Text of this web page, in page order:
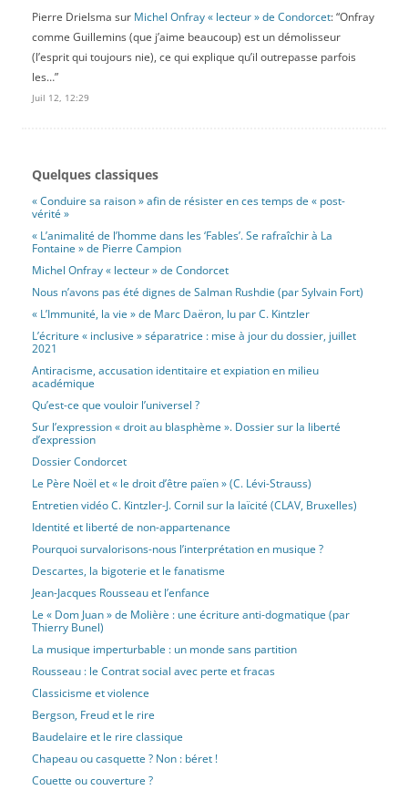
Pierre Drielsma sur Michel Onfray « lecteur » de Condorcet: “Onfray
comme Guillemins (que j’aime beaucoup) est un démolisseur
(l’esprit qui toujours nie), ce qui explique qu’il outrepasse parfois
les…”
Juil 12, 12:29
Quelques classiques
« Conduire sa raison » afin de résister en ces temps de « post-
vérité »
« L’animalité de l’homme dans les ‘Fables’. Se rafraîchir à La
Fontaine » de Pierre Campion
Michel Onfray « lecteur » de Condorcet
Nous n’avons pas été dignes de Salman Rushdie (par Sylvain Fort)
« L’Immunité, la vie » de Marc Daëron, lu par C. Kintzler
L’écriture « inclusive » séparatrice : mise à jour du dossier, juillet
2021
Antiracisme, accusation identitaire et expiation en milieu
académique
Qu’est-ce que vouloir l’universel ?
Sur l’expression « droit au blasphème ». Dossier sur la liberté
d’expression
Dossier Condorcet
Le Père Noël et « le droit d’être païen » (C. Lévi-Strauss)
Entretien vidéo C. Kintzler-J. Cornil sur la laïcité (CLAV, Bruxelles)
Identité et liberté de non-appartenance
Pourquoi survalorisons-nous l’interprétation en musique ?
Descartes, la bigoterie et le fanatisme
Jean-Jacques Rousseau et l’enfance
Le « Dom Juan » de Molière : une écriture anti-dogmatique (par
Thierry Bunel)
La musique imperturbable : un monde sans partition
Rousseau : le Contrat social avec perte et fracas
Classicisme et violence
Bergson, Freud et le rire
Baudelaire et le rire classique
Chapeau ou casquette ? Non : béret !
Couette ou couverture ?